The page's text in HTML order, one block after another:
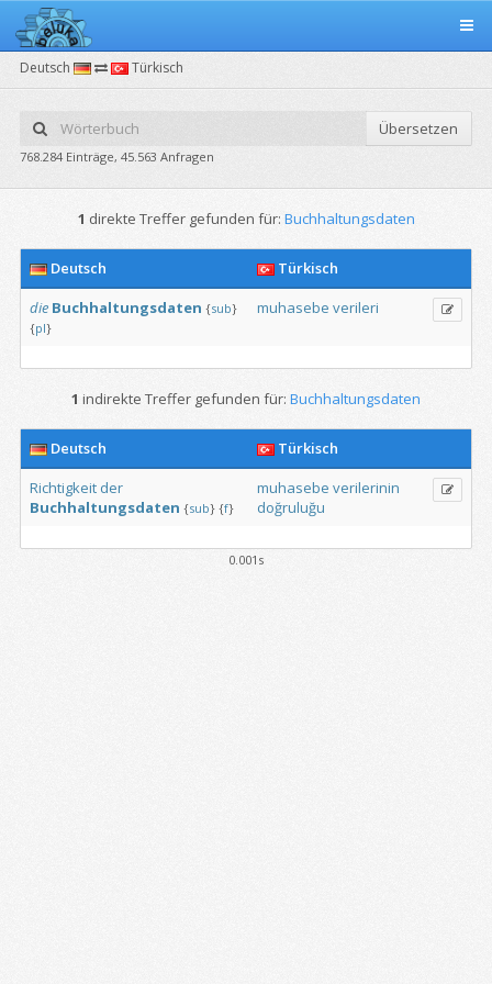
Deutsch Türkisch
Übersetzen
768.284 Einträge, 45.563 Anfragen
1 direkte Treffer gefunden für: Buchhaltungsdaten
Deutsch
Türkisch
die Buchhaltungsdaten {sub}
{pl}
muhasebe verileri
1 indirekte Treffer gefunden für: Buchhaltungsdaten
Deutsch
Türkisch
Richtigkeit der
Buchhaltungsdaten {sub} {f}
muhasebe verilerinin
doğruluğu
0.001s